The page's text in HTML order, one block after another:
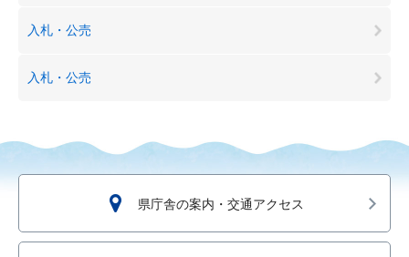
入札・公売
入札・公売
県庁舎の案内・交通アクセス